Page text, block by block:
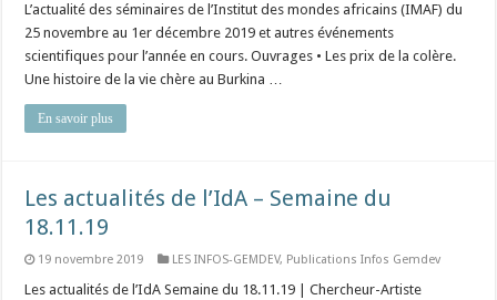
L’actualité des séminaires de l’Institut des mondes africains (IMAF) du
25 novembre au 1er décembre 2019 et autres événements
scientifiques pour l’année en cours. Ouvrages • Les prix de la colère.
Une histoire de la vie chère au Burkina …
En savoir plus
Les actualités de l’IdA – Semaine du
18.11.19
19 novembre 2019 LES INFOS-GEMDEV, Publications Infos Gemdev
Les actualités de l’IdA Semaine du 18.11.19 | Chercheur-Artiste